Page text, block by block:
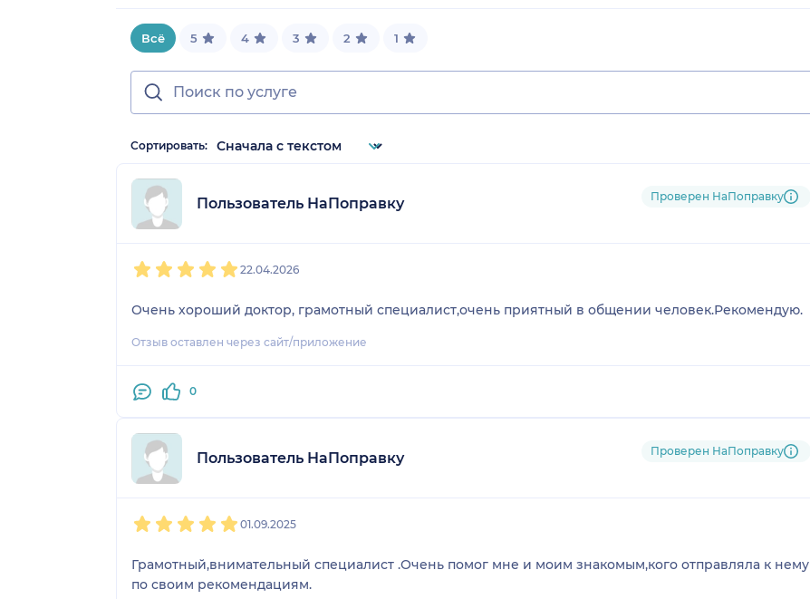
Всё 5 4 3 2 1
Сортировать:
Пользователь НаПоправку Проверен НаПоправку
22.04.2026
Очень хороший доктор, грамотный специалист,очень приятный в общении человек.Рекомендую.
Отзыв оставлен через сайт/приложение
0
Пользователь НаПоправку Проверен НаПоправку
01.09.2025
Грамотный,внимательный специалист .Очень помог мне и моим знакомым,кого отправляла к нему
по своим рекомендациям.